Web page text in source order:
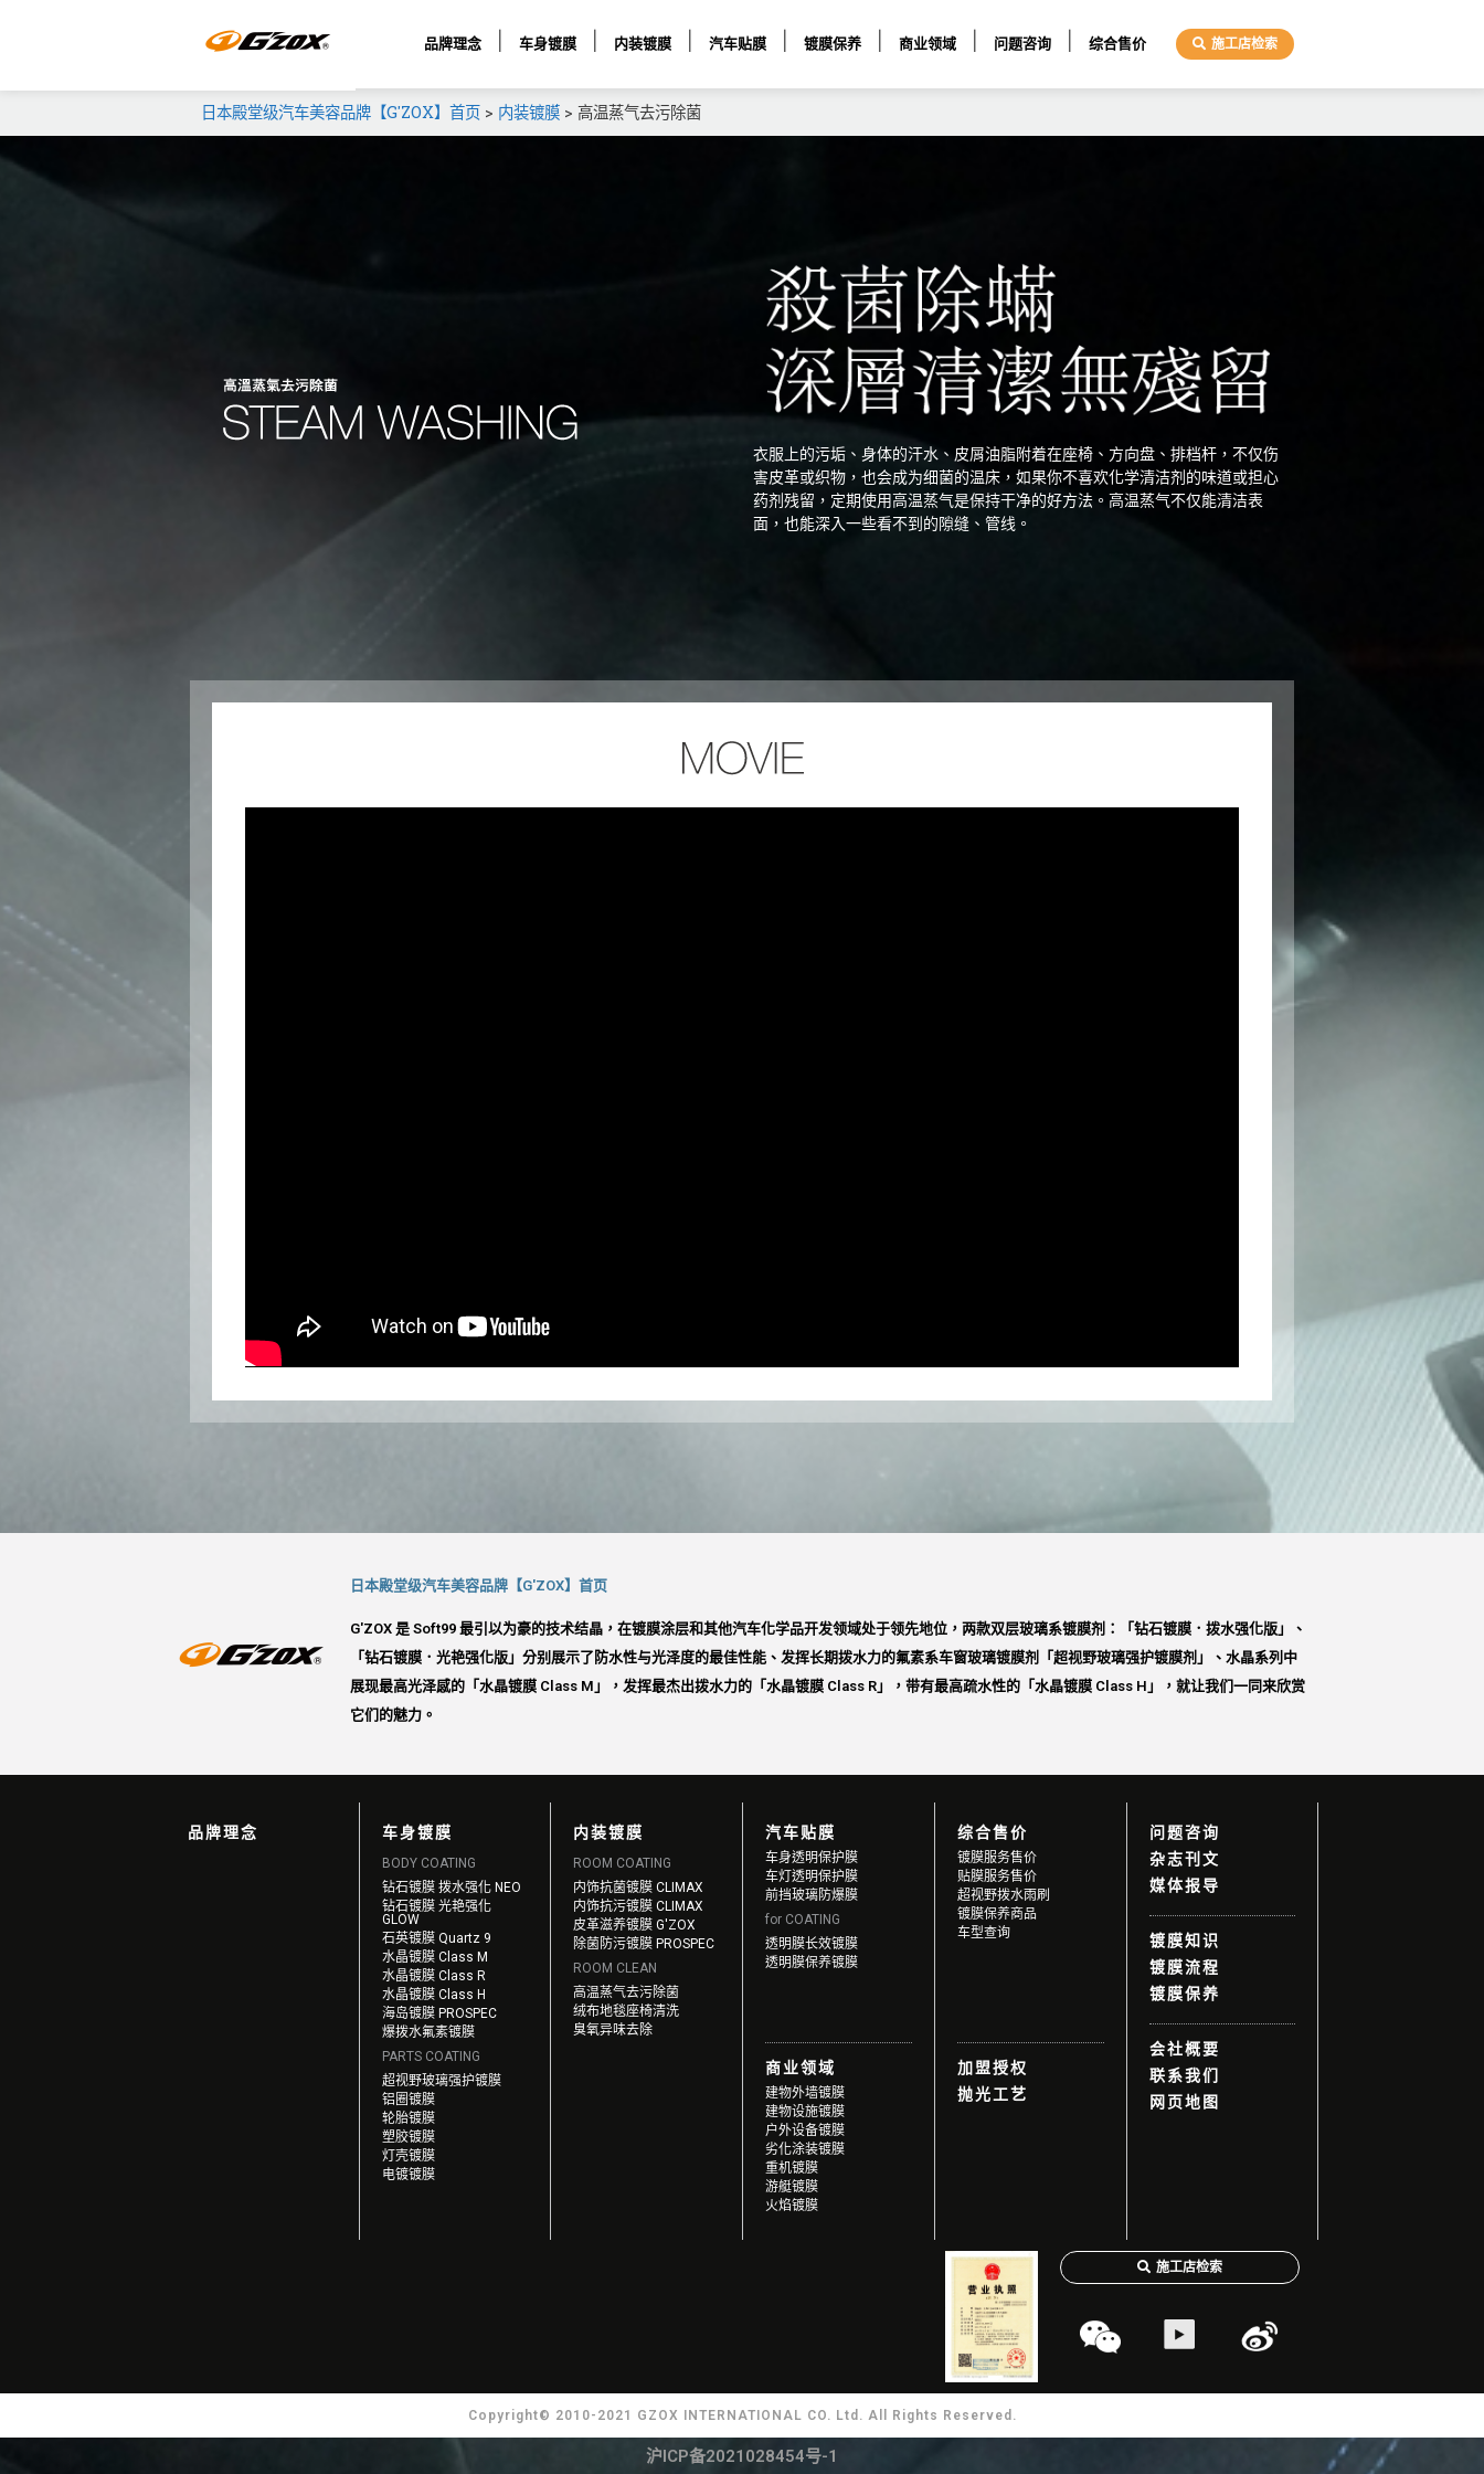
品牌理念 车身镀膜 内装镀膜 汽车贴膜 镀膜保养 商业领域 问题咨询 综合售价 施工店检索
日本殿堂级汽车美容品牌【G'ZOX】首页 > 内装镀膜 > 高温蒸气去污除菌
衣服上的污垢、身体的汗水、皮屑油脂附着在座椅、方向盘、排档杆，不仅伤
害皮革或织物，也会成为细菌的温床，如果你不喜欢化学清洁剂的味道或担心
药剂残留，定期使用高温蒸气是保持干净的好方法。高温蒸气不仅能清洁表
面，也能深入一些看不到的隙缝、管线。
日本殿堂级汽车美容品牌【G'ZOX】首页
G'ZOX 是 Soft99 最引以为豪的技术结晶，在镀膜涂层和其他汽车化学品开发领域处于领先地位，两款双层玻璃系镀膜剂：「钻石镀膜．拨水强化版」、
「钻石镀膜．光艳强化版」分别展示了防水性与光泽度的最佳性能、发挥长期拨水力的氟素系车窗玻璃镀膜剂「超视野玻璃强护镀膜剂」、水晶系列中
展现最高光泽感的「水晶镀膜 Class M」，发挥最杰出拨水力的「水晶镀膜 Class R」，带有最高疏水性的「水晶镀膜 Class H」，就让我们一同来欣赏
它们的魅力。
品牌理念 车身镀膜
BODY COATING
钻石镀膜 拨水强化 NEO
钻石镀膜 光艳强化
GLOW
石英镀膜 Quartz 9
水晶镀膜 Class M
水晶镀膜 Class R
水晶镀膜 Class H
海岛镀膜 PROSPEC
爆拨水氟素镀膜
PARTS COATING
超视野玻璃强护镀膜
铝圈镀膜
轮胎镀膜
塑胶镀膜
灯壳镀膜
电镀镀膜
内装镀膜
ROOM COATING
内饰抗菌镀膜 CLIMAX
内饰抗污镀膜 CLIMAX
皮革滋养镀膜 G'ZOX
除菌防污镀膜 PROSPEC
ROOM CLEAN
高温蒸气去污除菌
绒布地毯座椅清洗
臭氧异味去除
汽车贴膜
车身透明保护膜
车灯透明保护膜
前挡玻璃防爆膜
for COATING
透明膜长效镀膜
透明膜保养镀膜
商业领域
建物外墙镀膜
建物设施镀膜
户外设备镀膜
劣化涂装镀膜
重机镀膜
游艇镀膜
火焰镀膜
综合售价
镀膜服务售价
贴膜服务售价
超视野拨水雨刷
镀膜保养商品
车型查询
加盟授权
抛光工艺
问题咨询
杂志刊文
媒体报导
镀膜知识
镀膜流程
镀膜保养
会社概要
联系我们
网页地图
施工店检索
Copyright© 2010-2021 GZOX INTERNATIONAL CO. Ltd. All Rights Reserved.
沪ICP备2021028454号-1